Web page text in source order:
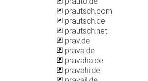
prautsch.com
prautsch.de
prautsch.net
prav.de
prava.de
pravaha.de
pravahi.de